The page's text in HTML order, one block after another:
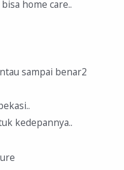
home care..
sampai benar2
kedepannya..